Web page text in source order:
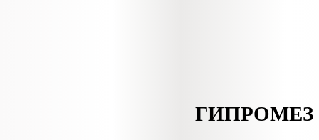
ГИПРОМЕЗ